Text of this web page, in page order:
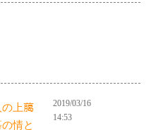
の上﨟
情と
2019/03/16
14:53